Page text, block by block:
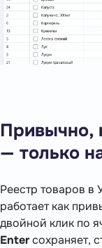
Привычно,
— только
Реестр товаров в
работает как
двойной клик по
Enterсохраняет,